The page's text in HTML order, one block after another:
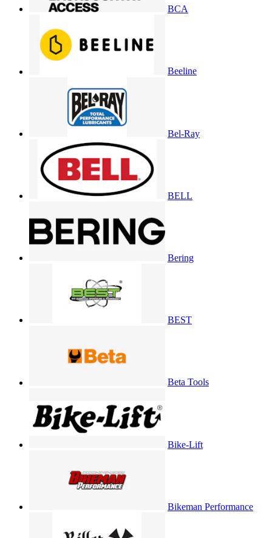
BCA
Beeline
Bel-Ray
BELL
Bering
BEST
Beta Tools
Bike-Lift
Bikeman Performance